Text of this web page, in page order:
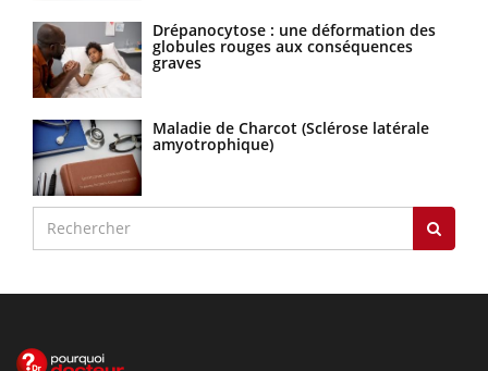
Drépanocytose : une déformation des
globules rouges aux conséquences
graves
Maladie de Charcot (Sclérose latérale
amyotrophique)